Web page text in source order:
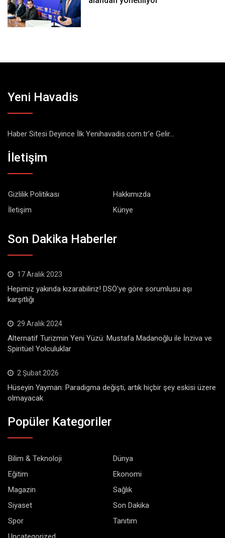
Yeni Havadis
Haber Sitesi Deyince İlk Yenihavadis.com.tr'e Gelir...
İletişim
Gizlilik Politikası
Hakkımızda
İletişim
Künye
Son Dakika Haberler
17 Aralık 2023
Hepimiz yakında kızarabiliriz! DSÖ’ye göre sorumlusu aşı
karşıtlığı
29 Aralık 2024
Alternatif Turizmin Yeni Yüzü: Mustafa Madanoğlu ile İnziva ve
Spiritüel Yolculuklar
2 Şubat 2026
Hüseyin Yayman: Paradigma değişti, artık hiçbir şey eskisi üzere
olmayacak
Popüler Kategoriler
Bilim & Teknoloji
Dünya
Eğitim
Ekonomi
Magazin
Sağlık
Siyaset
Son Dakika
Spor
Tanıtım